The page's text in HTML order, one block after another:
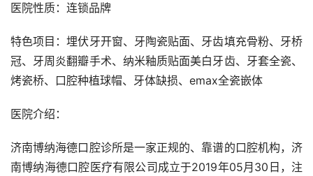
医院性质：连锁品牌
特色项目：埋伏牙开窗、牙陶瓷贴面、牙齿填充骨粉、牙桥
冠、牙周炎翻瓣手术、纳米釉质贴面美白牙齿、牙套全瓷、
烤瓷桥、口腔种植球帽、牙体缺损、emax全瓷嵌体
医院介绍：
济南博纳海德口腔诊所是一家正规的、靠谱的口腔机构，济
南博纳海德口腔医疗有限公司成立于2019年05月30日，注